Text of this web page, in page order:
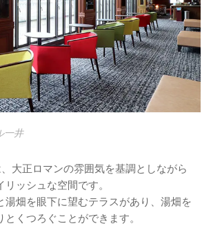
一井
大正ロマンの雰囲気を基調としながら
ッシュな空間です。
湯畑を眼下に望むテラスがあり、湯畑を
くつろぐことができます。